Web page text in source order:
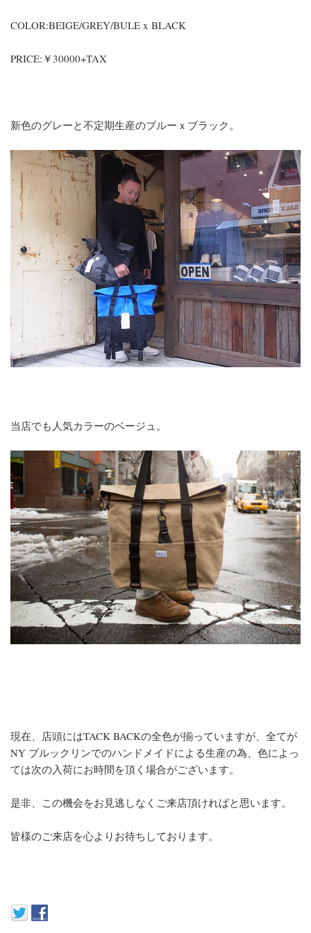
COLOR:BEIGE/GREY/BULE x BLACK
PRICE:￥30000+TAX
新色のグレーと不定期生産のブルーｘブラック。
当店でも人気カラーのベージュ。
現在、店頭にはTACK BACKの全色が揃っていますが、全てが
NY ブルックリンでのハンドメイドによる生産の為、色によっ
ては次の入荷にお時間を頂く場合がございます。
是非、この機会をお見逃しなくご来店頂ければと思います。
皆様のご来店を心よりお待ちしております。